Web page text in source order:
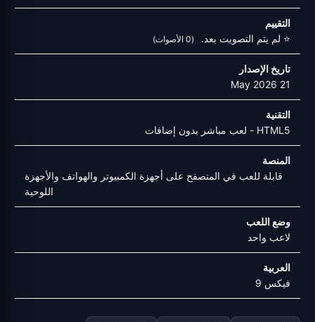
التقييم
⭐ لم يتم التصويت بعد.
(0 الأصوات)
تاريخ الإصدار
21 May 2026
التقنية
HTML5 - لعب مباشر بدون إضافات
المنصة
قابلة للعب في المتصفح على أجهزة الكمبيوتر والهواتف والأجهزة
اللوحية
وضع اللعب
لاعب واحد
العربية
فيكس 9